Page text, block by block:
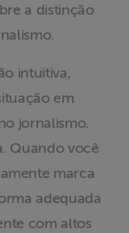
a distinção
intuitiva,
em
jornalismo.
Quando você
marca
adequada
com altos